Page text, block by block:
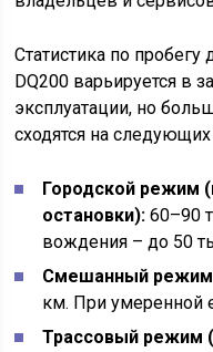
Статистика по
DQ200 варьируется в
эксплуатации, но
сходятся на
Городской режим
остановки): 60–90
вождения – до 50
Смешанный режим
км. При умеренной
Трассовый режим